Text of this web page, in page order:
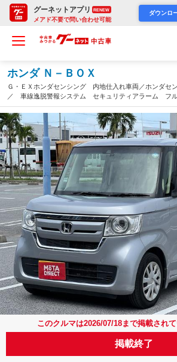
グーネットアプリ RENEW
メアド不要で問い合わせ可能
ダウンロ
ホンダ Ｎ－ＢＯＸ
Ｇ・ＥＸホンダセンシング 内地仕入れ車両／ホンダセ
／ 車線逸脱警報システム セキュリティアラーム フ
ト 記録簿有 アイドリングＳ 電動格納ミラー 衝突被
置 キーフリー 禁煙 オートマチックハイビーム（沖
このクルマは2026/07/18まで掲載されて
掲載終了